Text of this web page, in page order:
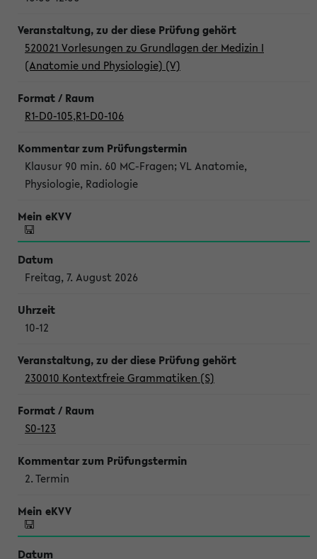
520021 Vorlesungen zu Grundlagen der Medizin I
(Anatomie und Physiologie) (V)
R1-D0-105,R1-D0-106
Klausur 90 min. 60 MC-Fragen; VL Anatomie,
Physiologie, Radiologie
Freitag, 7. August 2026
10-12
230010 Kontextfreie Grammatiken (S)
S0-123
2. Termin